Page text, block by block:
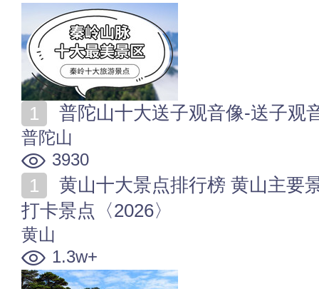
普陀山十大送子观音像-送子观音画 普陀山
普陀山
3930
打卡景点〈2026〉
黄山
1.3w+